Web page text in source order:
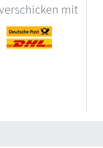
mit